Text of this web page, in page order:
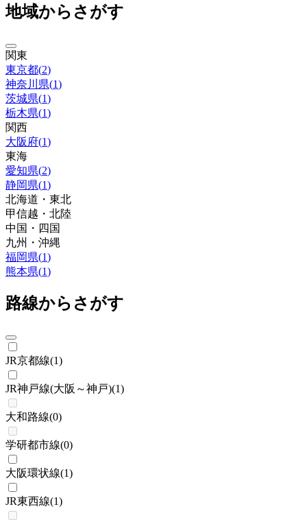
地域からさがす
関東
東京都(2)
神奈川県(1)
茨城県(1)
栃木県(1)
関西
大阪府(1)
東海
愛知県(2)
静岡県(1)
北海道・東北
甲信越・北陸
中国・四国
九州・沖縄
福岡県(1)
熊本県(1)
路線からさがす
JR京都線(1)
JR神戸線(大阪～神戸)(1)
大和路線(0)
学研都市線(0)
大阪環状線(1)
JR東西線(1)